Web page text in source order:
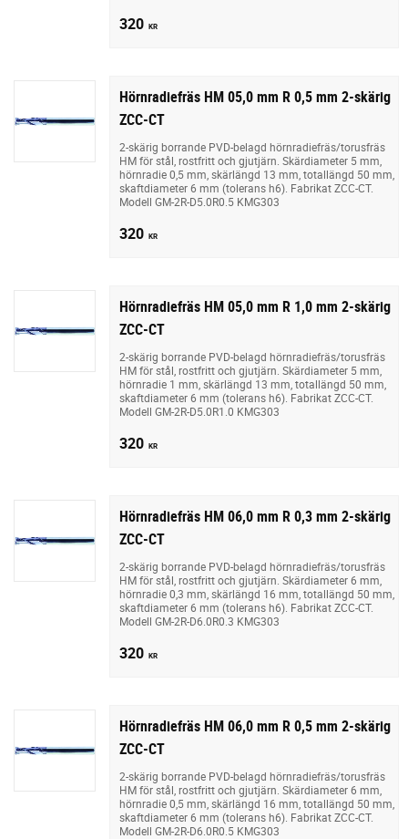
320 KR
Hörnradiefräs HM 05,0 mm R 0,5 mm 2-skärig
ZCC-CT
2-skärig borrande PVD-belagd hörnradiefräs/torusfräs
HM för stål, rostfritt och gjutjärn. Skärdiameter 5 mm,
hörnradie 0,5 mm, skärlängd 13 mm, totallängd 50 mm,
skaftdiameter 6 mm (tolerans h6). Fabrikat ZCC-CT.
Modell GM-2R-D5.0R0.5 KMG303
320 KR
Hörnradiefräs HM 05,0 mm R 1,0 mm 2-skärig
ZCC-CT
2-skärig borrande PVD-belagd hörnradiefräs/torusfräs
HM för stål, rostfritt och gjutjärn. Skärdiameter 5 mm,
hörnradie 1 mm, skärlängd 13 mm, totallängd 50 mm,
skaftdiameter 6 mm (tolerans h6). Fabrikat ZCC-CT.
Modell GM-2R-D5.0R1.0 KMG303
320 KR
Hörnradiefräs HM 06,0 mm R 0,3 mm 2-skärig
ZCC-CT
2-skärig borrande PVD-belagd hörnradiefräs/torusfräs
HM för stål, rostfritt och gjutjärn. Skärdiameter 6 mm,
hörnradie 0,3 mm, skärlängd 16 mm, totallängd 50 mm,
skaftdiameter 6 mm (tolerans h6). Fabrikat ZCC-CT.
Modell GM-2R-D6.0R0.3 KMG303
320 KR
Hörnradiefräs HM 06,0 mm R 0,5 mm 2-skärig
ZCC-CT
2-skärig borrande PVD-belagd hörnradiefräs/torusfräs
HM för stål, rostfritt och gjutjärn. Skärdiameter 6 mm,
hörnradie 0,5 mm, skärlängd 16 mm, totallängd 50 mm,
skaftdiameter 6 mm (tolerans h6). Fabrikat ZCC-CT.
Modell GM-2R-D6.0R0.5 KMG303